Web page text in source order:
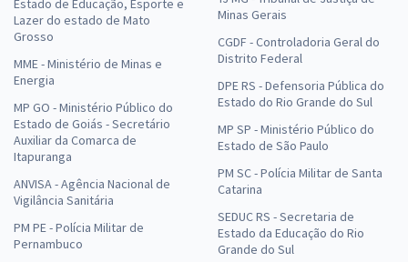
Estado de Educação, Esporte e
Lazer do estado de Mato
Grosso
MME - Ministério de Minas e
Energia
MP GO - Ministério Público do
Estado de Goiás - Secretário
Auxiliar da Comarca de
Itapuranga
ANVISA - Agência Nacional de
Vigilância Sanitária
PM PE - Polícia Militar de
Pernambuco
Minas Gerais
CGDF - Controladoria Geral do
Distrito Federal
DPE RS - Defensoria Pública do
Estado do Rio Grande do Sul
MP SP - Ministério Público do
Estado de São Paulo
PM SC - Polícia Militar de Santa
Catarina
SEDUC RS - Secretaria de
Estado da Educação do Rio
Grande do Sul